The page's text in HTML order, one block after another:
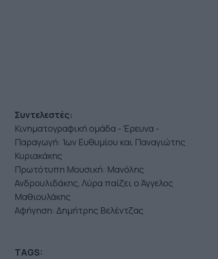
Συντελεστές:
Κινηματογραφική ομάδα - Έρευνα -
Παραγωγή: Ίων Ευθυμίου και Παναγιώτης
Κυριακάκης
Πρωτότυπη Μουσική: Μανόλης
Ανδρουλιδάκης, Λύρα παίζει ο Άγγελος
Μαθιουλάκης
Αφήγηση: Δημήτρης Βελέντζας
TAGS: